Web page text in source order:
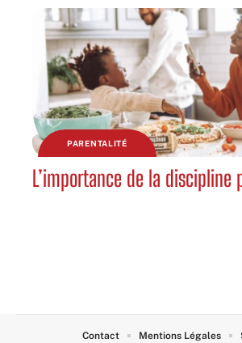
PARENTALITÉ
L’importance de la discipline
Contact Mentions Légales